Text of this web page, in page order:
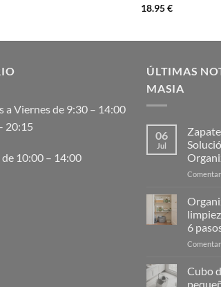
18.95€
a Viernes de 9:30 – 14:00
20:15
de 10:00 – 14:00
ÚLTIMAS
MASIA
06
Jul
6
Cubo